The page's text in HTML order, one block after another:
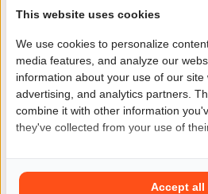
Jij wilt een andere motor kopen?
RS 250 dan ben je niet alleen
maar ook van veel rijplezier. Vind
motoroccasion eenvoudig en snel
van zowel particulieren als ook
This website uses cookies
We use cookies to personalize
media features, and analyze our
information about your use of our site
advertising, and analytics partners.
combine it with other information
they've collected from your use of
Accept all